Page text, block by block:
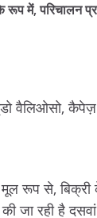
में, परिचालन
वैलिओसो,
मूल रूप से,
जा रही है दसवां